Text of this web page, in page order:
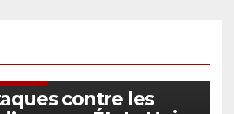
contre les